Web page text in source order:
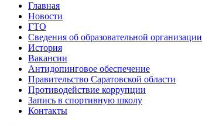
Главная
Новости
ГТО
Сведения об образовательной организации
История
Вакансии
Антидопинговое обеспечение
Правительство Саратовской области
Противодействие коррупции
Запись в спортивную школу
Контакты